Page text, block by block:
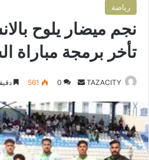
رياضة
نجم ميضار يلوح
تأخر برمجة مباراة
TAZACITY
س
ل
ب
ر
0
561